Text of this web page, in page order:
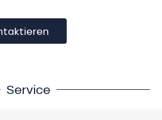
Service